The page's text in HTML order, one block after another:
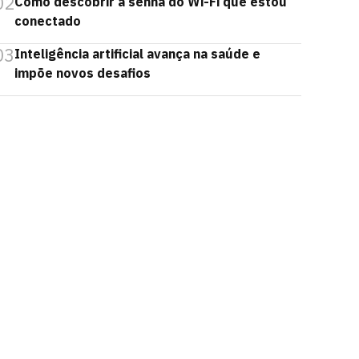
conectado
Inteligência artificial avança na saúde e
impõe novos desafios